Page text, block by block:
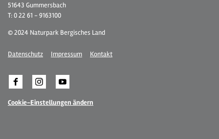
51643 Gummersbach
T: 0 22 61 - 9163100
© 2024 Naturpark Bergisches Land
Datenschutz Impressum Kontakt
Cookie-Einstellungen ändern